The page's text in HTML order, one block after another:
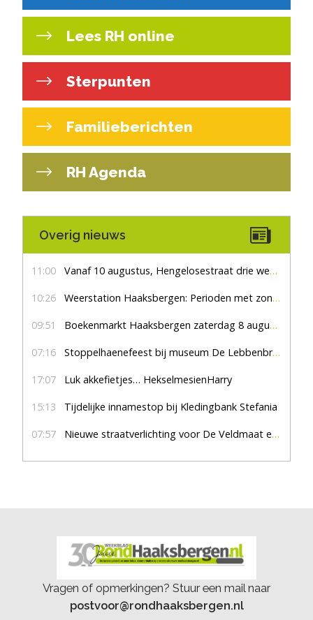
Lees RH online
Sterpunten
Familieberichten
RH Agenda
Overig nieuws
11:00 Vanaf 10 augustus, Hengelosestraat drie weken dicht voor doorgaand verkeer
10:26 Weerstation Haaksbergen: Perioden met zon en droog
09:51 Boekenmarkt Haaksbergen zaterdag 8 augustus, marktplein Haaksbergen
07:16 Stoppelhaenefeest bij museum De Lebbenbrugge
17:07 Luk akkefietjes… HekselmesienHarry
15:13 Tijdelijke innamestop bij Kledingbank Stefania
07:57 Nieuwe straatverlichting voor De Veldmaat en De Pas
Vragen of opmerkingen? Stuur een mail naar
postvoor@rondhaaksbergen.nl